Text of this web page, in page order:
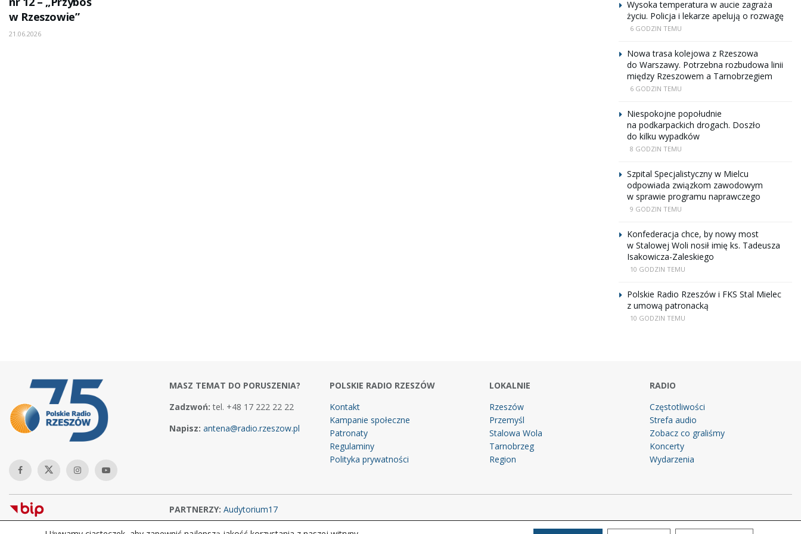
w Rzeszowie”
21.06.2026
Wysoka temperatura w aucie zagraża
życiu. Policja i lekarze apelują o rozwagę
6 GODZIN TEMU
Nowa trasa kolejowa z Rzeszowa
do Warszawy. Potrzebna rozbudowa linii
między Rzeszowem a Tarnobrzegiem
6 GODZIN TEMU
Niespokojne popołudnie
na podkarpackich drogach. Doszło
do kilku wypadków
8 GODZIN TEMU
Szpital Specjalistyczny w Mielcu
odpowiada związkom zawodowym
w sprawie programu naprawczego
9 GODZIN TEMU
Konfederacja chce, by nowy most
w Stalowej Woli nosił imię ks. Tadeusza
Isakowicza-Zaleskiego
10 GODZIN TEMU
Polskie Radio Rzeszów i FKS Stal Mielec
z umową patronacką
10 GODZIN TEMU
MASZ TEMAT DO PORUSZENIA?
Zadzwoń: tel. +48 17 222 22 22
Napisz: antena@radio.rzeszow.pl
POLSKIE RADIO RZESZÓW
Kontakt
Kampanie społeczne
Patronaty
Regulaminy
Polityka prywatności
LOKALNIE
Rzeszów
Przemyśl
Stalowa Wola
Tarnobrzeg
Region
RADIO
Częstotliwości
Strefa audio
Zobacz co graliśmy
Koncerty
Wydarzenia
PARTNERZY: Audytorium17